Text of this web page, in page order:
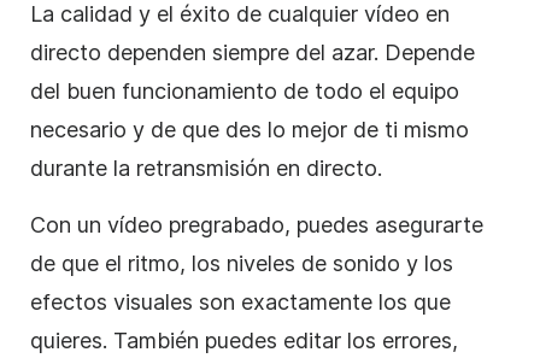
La calidad y el éxito de cualquier vídeo en
directo dependen siempre del azar. Depende
del buen funcionamiento de todo el equipo
necesario y de que des lo mejor de ti mismo
durante la retransmisión en directo.
Con un vídeo pregrabado, puedes asegurarte
de que el ritmo, los niveles de sonido y los
efectos visuales son exactamente los que
quieres. También puedes editar los errores,